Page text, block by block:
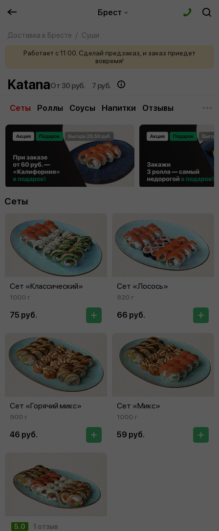
Брест
Доставка в Бресте Суши
Работает с 11:00. Сделай предзаказ, и заказ приедет
вовремя!
KatanaОт 30 руб. 7 руб.
Сеты Роллы Соусы Напитки Отзывы
Сеты
Сет «Классический»
1000 г
75 руб.
Сет «Лосось»
820 г
66 руб.
Сет «Горячий микс»
900 г
46 руб.
Сет «Микс»
1000 г
59 руб.
5.0 1 отзыв